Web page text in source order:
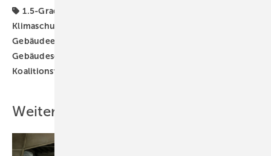
1.5-Grad-Ziel
Klimaschutzgesetz
Gebäudeenergiegesetz
Gebäudesektor
Koalitionsvertrag
Weitere Inhalte